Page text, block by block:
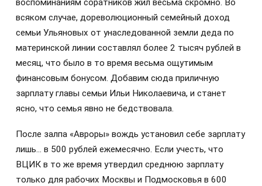
воспоминаниям соратников жил весьма скромно. Во
всяком случае, дореволюционный семейный доход
семьи Ульяновых от унаследованной земли деда по
материнской линии составлял более 2 тысяч рублей в
месяц, что было в то время весьма ощутимым
финансовым бонусом. Добавим сюда приличную
зарплату главы семьи Ильи Николаевича, и станет
ясно, что семья явно не бедствовала.
После залпа «Авроры» вождь установил себе зарплату
лишь… в 500 рублей ежемесячно. Если учесть, что
ВЦИК в то же время утвердил среднюю зарплату
только для рабочих Москвы и Подмосковья в 600